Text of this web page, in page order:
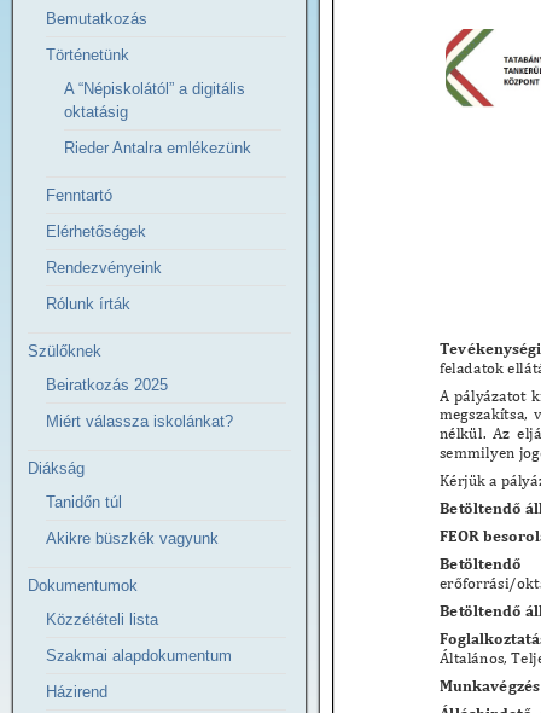
Bemutatkozás
Történetünk
A “Népiskolától” a digitális
oktatásig
Rieder Antalra emlékezünk
Fenntartó
Elérhetőségek
Rendezvényeink
Rólunk írták
Szülőknek
Beiratkozás 2025
Miért válassza iskolánkat?
Diákság
Tanidőn túl
Akikre büszkék vagyunk
Dokumentumok
Közzétételi lista
Szakmai alapdokumentum
Házirend